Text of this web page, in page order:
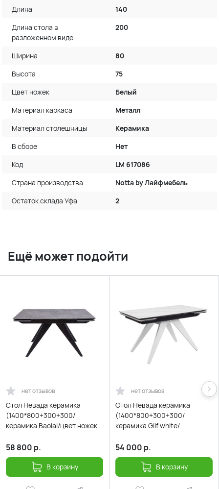
Длина
140
Длина стола в
разложенном виде
200
Ширина
80
Высота
75
Цвет ножек
Белый
Материал каркаса
Металл
Материал столешницы
Керамика
В сборе
Нет
Код
LM 617086
Страна производства
Notta by Лайфмебель
Остаток склада Уфа
2
Ещё может подойти
нет отзывов
Стол Невада керамика
(1400*800+300+300/
керамика Baolai/цвет ножек и
58 800 р.
В корзину
нет отзывов
Стол Невада керамика
(1400*800+300+300/
керамика Gilf white/
белый)
54 000 р.
В корзину